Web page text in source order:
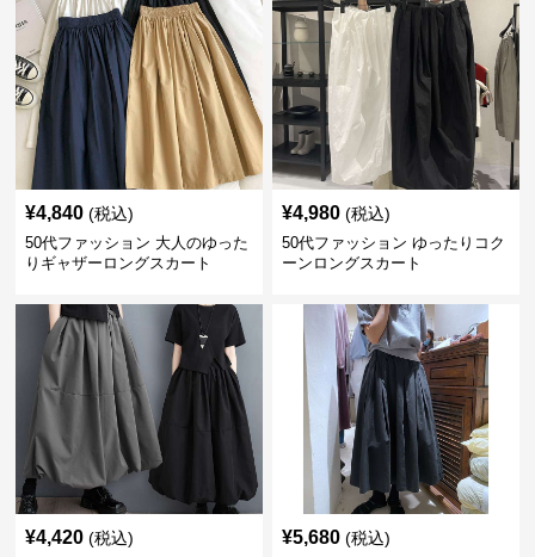
¥4,840 (税込)
50代ファッション 大人のゆった
りギャザーロングスカート
¥4,980 (税込)
50代ファッション ゆったりコク
ーンロングスカート
¥4,420 (税込) ¥5,680 (税込)